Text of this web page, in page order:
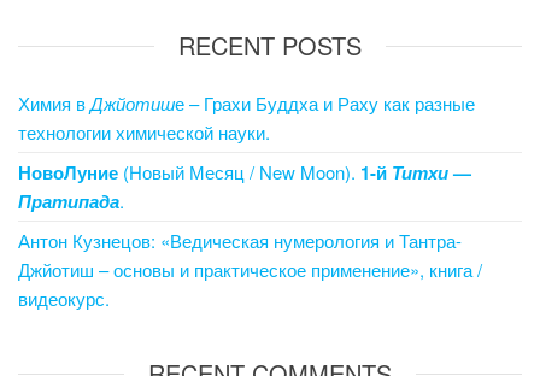
RECENT POSTS
Химия вДжйотише – Грахи Буддха и Раху как разные
технологии химической науки.
НовоЛуние (Новый Месяц / New Moon). 1-й Титхи—
Пратипада.
Антон Кузнецов: «Ведическая нумерология и Тантра-
Джйотиш – основы и практическое применение», книга /
видеокурс.